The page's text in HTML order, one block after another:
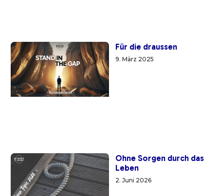
Für die draussen
9. März 2025
Ohne Sorgen durch das
Leben
2. Juni 2026